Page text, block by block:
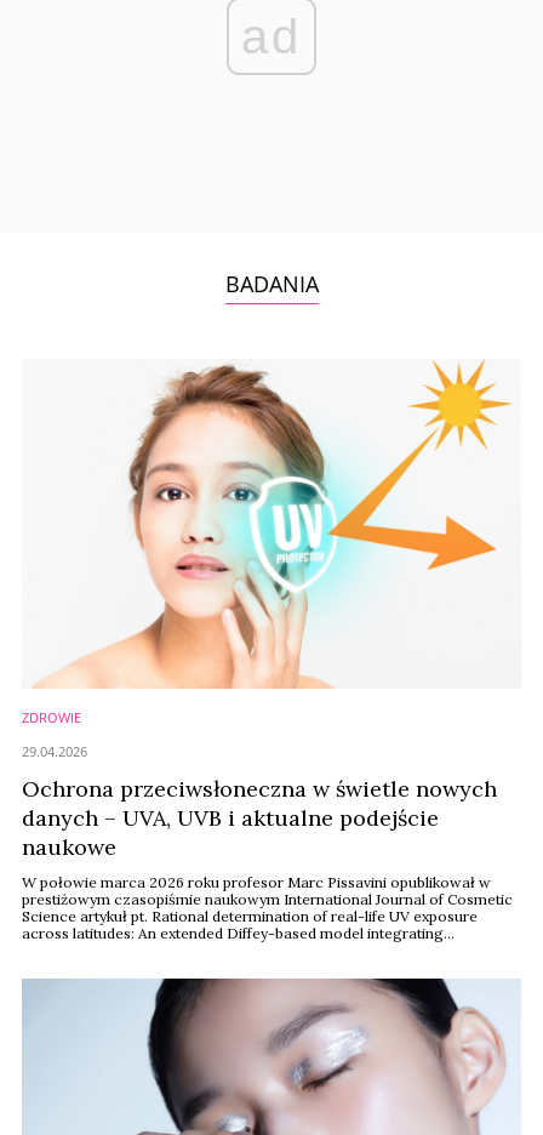
ad
BADANIA
ZDROWIE
Ochrona przeciwsłoneczna w świetle nowych
danych – UVA, UVB i aktualne podejście
naukowe
W połowie marca 2026 roku profesor Marc Pissavini opublikował w
prestiżowym czasopiśmie naukowym International Journal of Cosmetic
Science artykuł pt. Rational determination of real-life UV exposure
across latitudes: An extended Diffey-based model integrating
zrozumienie, w jaki sposób rzeczywista ...
29.04.2026